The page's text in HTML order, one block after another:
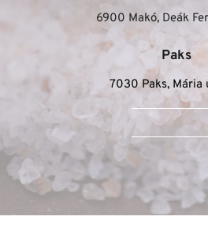
6900 Makó, Deák
Paks
7030 Paks, Mária